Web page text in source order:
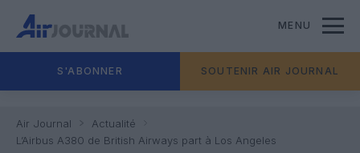
MENU
S'ABONNER SOUTENIR AIR JOURNAL
Air Journal
Actualité
L’Airbus A380 de British Airways part à Los Angeles